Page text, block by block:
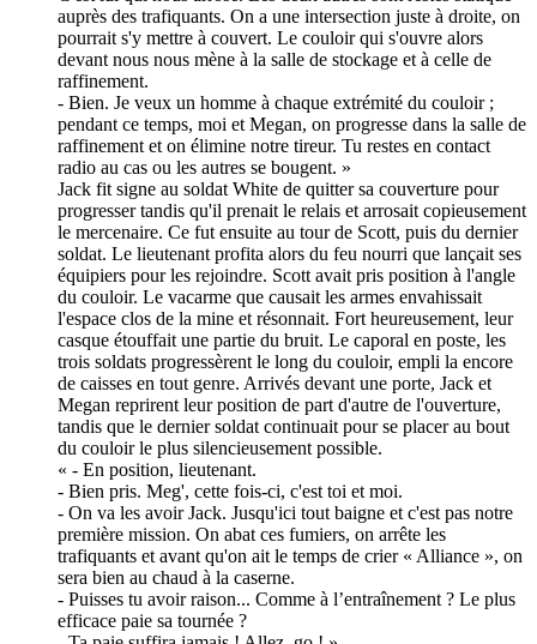
auprès des trafiquants. On a une intersection juste à droite, on
pourrait s'y mettre à couvert. Le couloir qui s'ouvre alors
devant nous nous mène à la salle de stockage et à celle de
raffinement.
- Bien. Je veux un homme à chaque extrémité du couloir ;
pendant ce temps, moi et Megan, on progresse dans la salle de
raffinement et on élimine notre tireur. Tu restes en contact
radio au cas ou les autres se bougent. »
Jack fit signe au soldat White de quitter sa couverture pour
progresser tandis qu'il prenait le relais et arrosait copieusement
le mercenaire. Ce fut ensuite au tour de Scott, puis du dernier
soldat. Le lieutenant profita alors du feu nourri que lançait ses
équipiers pour les rejoindre. Scott avait pris position à l'angle
du couloir. Le vacarme que causait les armes envahissait
l'espace clos de la mine et résonnait. Fort heureusement, leur
casque étouffait une partie du bruit. Le caporal en poste, les
trois soldats progressèrent le long du couloir, empli la encore
de caisses en tout genre. Arrivés devant une porte, Jack et
Megan reprirent leur position de part d'autre de l'ouverture,
tandis que le dernier soldat continuait pour se placer au bout
du couloir le plus silencieusement possible.
« - En position, lieutenant.
- Bien pris. Meg', cette fois-ci, c'est toi et moi.
- On va les avoir Jack. Jusqu'ici tout baigne et c'est pas notre
première mission. On abat ces fumiers, on arrête les
trafiquants et avant qu'on ait le temps de crier « Alliance », on
sera bien au chaud à la caserne.
- Puisses tu avoir raison... Comme à l’entraînement ? Le plus
efficace paie sa tournée ?